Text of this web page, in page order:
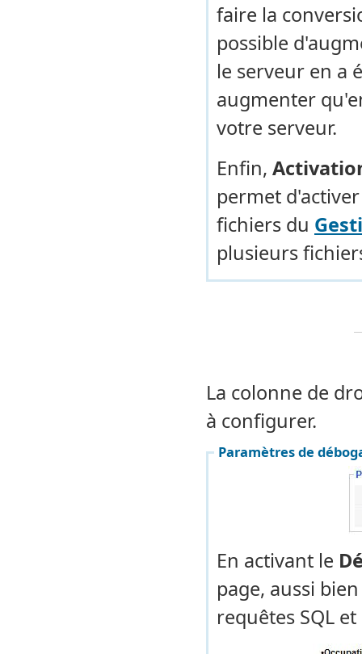
faire la
possible
le serveur en a
augmenter
votre serveur.
Enfin,
permet
fichiers du
plusieurs
La colonne de
à configurer.
Paramètres de
En activant le
page, aussi
requêtes SQL